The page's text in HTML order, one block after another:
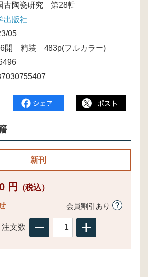
古陶瓷研究 第28輯
出版社
05
開 精装 483p(フルカラー)
新刊
円 （税込）
会員割引あり
注文数